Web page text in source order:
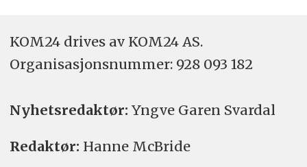
KOM24 drives av KOM24 AS.
Organisasjons­nummer: 928 093 182
Nyhetsredaktør: Yngve Garen Svardal
Redaktør: Hanne McBride